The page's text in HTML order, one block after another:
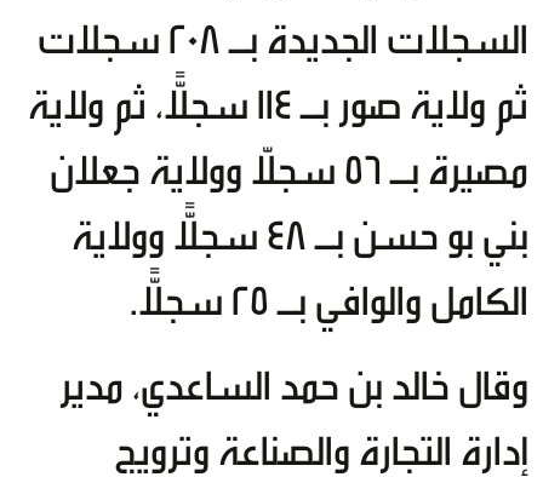
السجلات الجديدة بـ 208 سجلات
ثم ولاية صور بـ 114 سجلًّا، ثم ولاية
مصيرة بـ 56 سجلّا وولاية جعلان
بني بو حسن بـ 48 سجلًّا وولاية
الكامل والوافي بـ 25 سجلًّا.
وقال خالد بن حمد الساعدي، مدير
إدارة التجارة والصناعة وترويج